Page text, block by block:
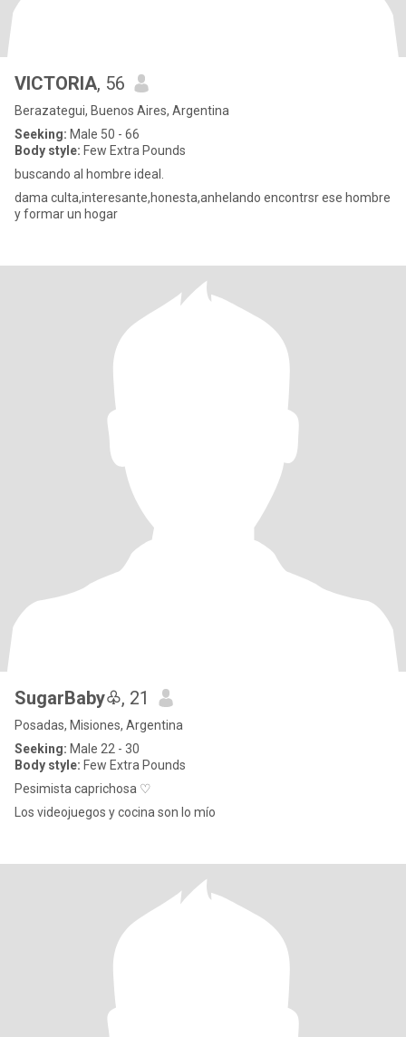
VICTORIA, 56
Berazategui, Buenos Aires, Argentina
Seeking: Male 50 - 66
Body style: Few Extra Pounds
buscando al hombre ideal.
dama culta,interesante,honesta,anhelando encontrsr ese hombre
y formar un hogar
SugarBaby♧, 21
Posadas, Misiones, Argentina
Seeking: Male 22 - 30
Body style: Few Extra Pounds
Pesimista caprichosa ♡
Los videojuegos y cocina son lo mío